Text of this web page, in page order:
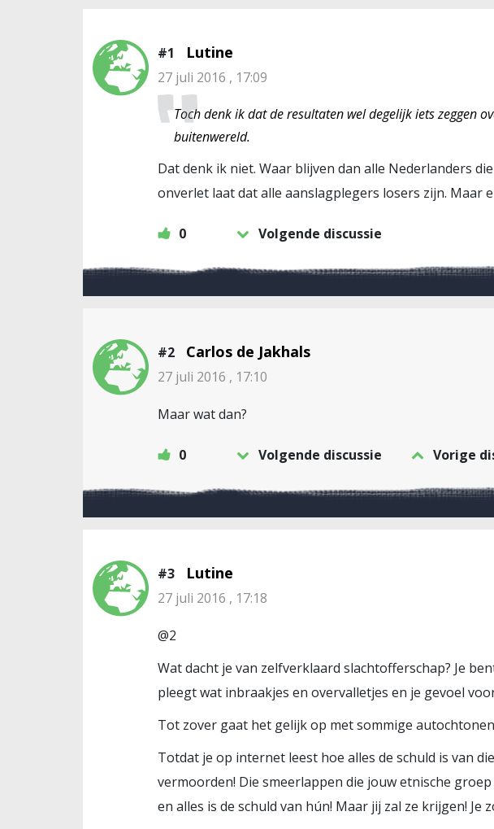
#1 Lutine
27 juli 2016 , 17:09
Toch denk ik dat de resultaten wel degelijk iets zeggen
buitenwereld.
Dat denk ik niet. Waar blijven dan alle Nederlanders
onverlet laat dat alle aanslagplegers losers zijn. Maar
0 Volgende discussie
#2 Carlos de Jakhals
27 juli 2016 , 17:10
Maar wat dan?
0 Volgende discussie Vorige
#3 Lutine
27 juli 2016 , 17:18
@2
Wat dacht je van zelfverklaard slachtofferschap? Je
pleegt wat inbraakjes en overvalletjes en je gevoel
Tot zover gaat het gelijk op met sommige
Totdat je op internet leest hoe alles de schuld is van
vermoorden! Die smeerlappen die jouw etnische
en alles is de schuld van hún! Maar jij zal ze krijgen!